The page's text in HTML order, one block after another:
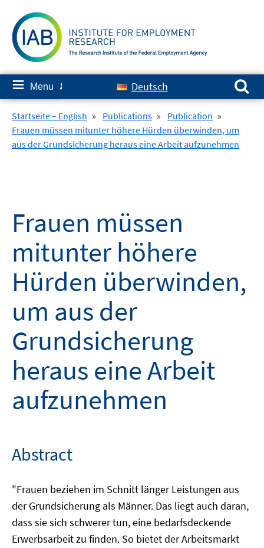
content
≡ Menu ✘ Deutsch
Search for:
Startseite – English » Publications » Publication »
Frauen müssen mitunter höhere Hürden überwinden, um
aus der Grundsicherung heraus eine Arbeit aufzunehmen
Frauen müssen
mitunter höhere
Hürden überwinden,
um aus der
Grundsicherung
heraus eine Arbeit
aufzunehmen
Abstract
"Frauen beziehen im Schnitt länger Leistungen aus
der Grundsicherung als Männer. Das liegt auch daran,
dass sie sich schwerer tun, eine bedarfsdeckende
Erwerbsarbeit zu finden. So bietet der Arbeitsmarkt